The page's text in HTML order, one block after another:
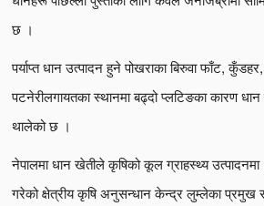
छ ।
पर्याप्त धान उत्पादन हुने पोखराका बिरुवा फाँट,
पटनेरीलगायतका स्थानमा बढ्दो प्लटिङका कारण
थालेको छ ।
नेपालमा धान खेतीले कृषिको कूल ग्राहस्थ्य
गरेको क्षेत्रीय कृषि अनुसन्धान केन्द्र लुम्लेका प्रमुख